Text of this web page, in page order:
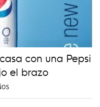
con una Pepsi
el brazo